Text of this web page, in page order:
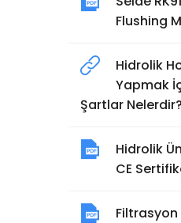
Flushing
Hidrolik
Yapmak
Şartlar Nelerdir?
Hidrolik
CE
Filtrasyon